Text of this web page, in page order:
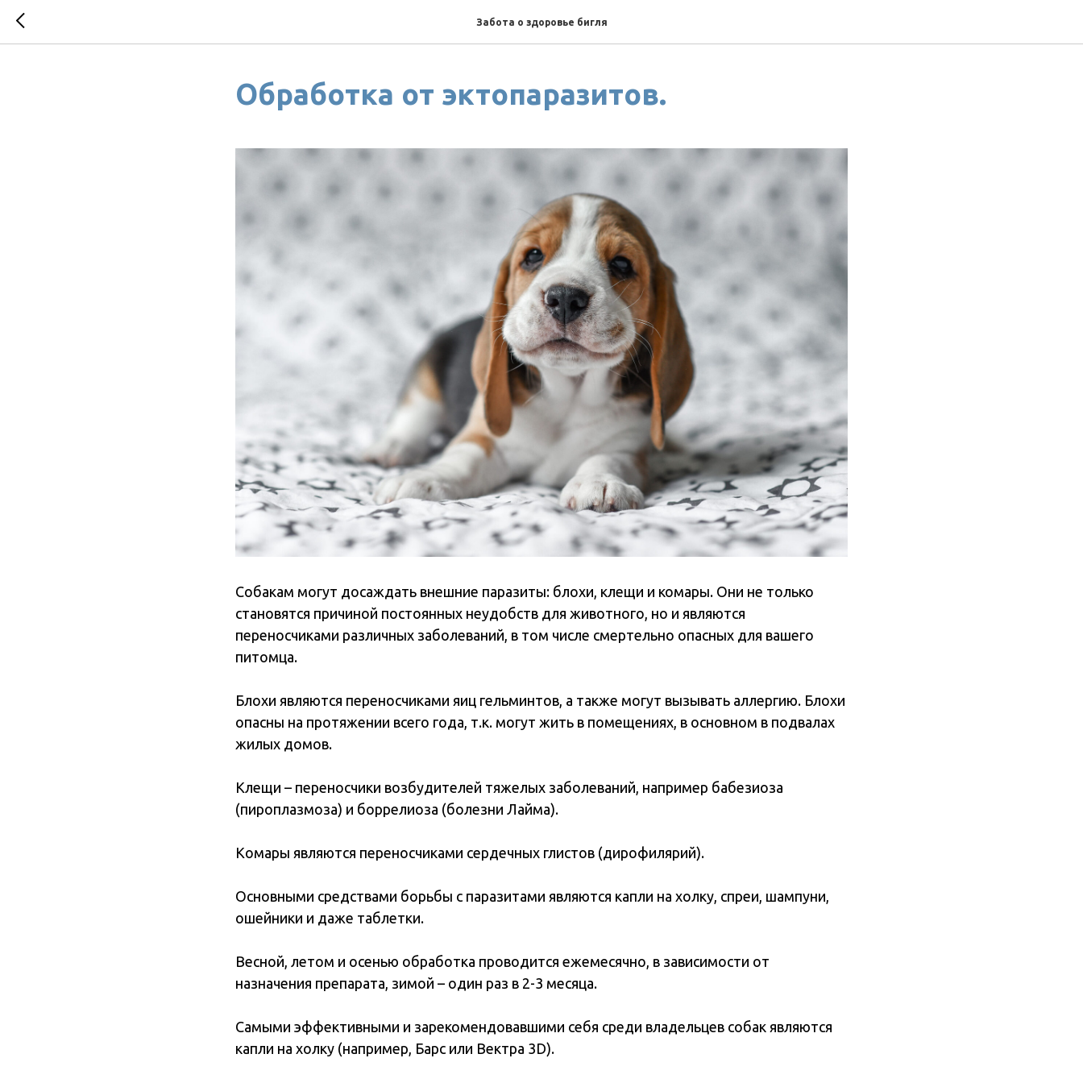
Забота о здоровье бигля
Обработка от эктопаразитов.
Собакам могут досаждать внешние паразиты: блохи, клещи и комары. Они не только
становятся причиной постоянных неудобств для животного, но и являются
переносчиками различных заболеваний, в том числе смертельно опасных для вашего
питомца.
Блохи являются переносчиками яиц гельминтов, а также могут вызывать аллергию. Блохи
опасны на протяжении всего года, т.к. могут жить в помещениях, в основном в подвалах
жилых домов.
Клещи – переносчики возбудителей тяжелых заболеваний, например бабезиоза
(пироплазмоза) и боррелиоза (болезни Лайма).
Комары являются переносчиками сердечных глистов (дирофилярий).
Основными средствами борьбы с паразитами являются капли на холку, спреи, шампуни,
ошейники и даже таблетки.
Весной, летом и осенью обработка проводится ежемесячно, в зависимости от
назначения препарата, зимой – один раз в 2-3 месяца.
Самыми эффективными и зарекомендовавшими себя среди владельцев собак являются
капли на холку (например, Барс или Вектра 3D).